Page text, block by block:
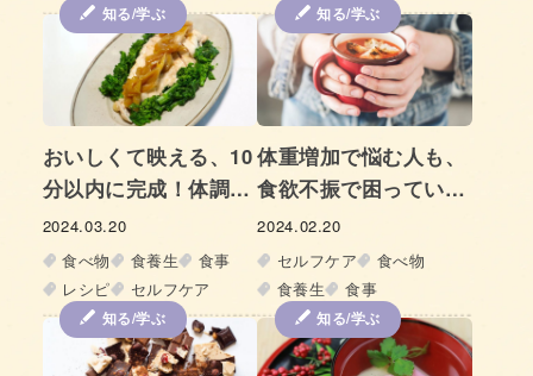
知る/学ぶ
おいしくて映える、10
分以内に完成！体調を
整える食養生レシピ
vol.1 – 「蒸し鶏のネ
ギ生姜ソースかけ菜の
花添え」
2024.03.20
食べ物
食養生
食事
レシピ
セルフケア
知る/学ぶ
体重増加で悩む人も、
食欲不振で困っている
人にも取り入れてほし
い朝の習慣！更年期を
美しく健やかに過ごす
「朝スープ生活」のす
すめ
2024.02.20
セルフケア
食べ物
食養生
食事
知る/学ぶ 知る/学ぶ